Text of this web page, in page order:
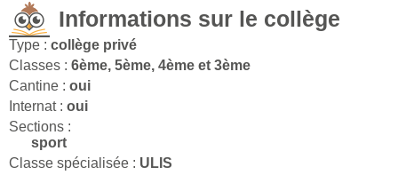
Informations sur le collège
Type : collège privé
Classes : 6ème, 5ème, 4ème et 3ème
Cantine : oui
Internat : oui
Sections :
sport
Classe spécialisée : ULIS